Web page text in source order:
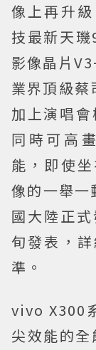
像上再升
技最新天
影像晶片
業界頂級蔡
加上演唱
同時可高
能，即使
像的一舉
國大陸正
旬發表，
準。
vivo X300
尖效能的